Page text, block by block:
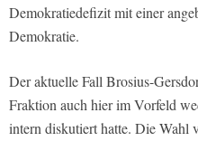
Demokratiedefizit mit einer
Demokratie.
Der aktuelle Fall Brosius-
Fraktion auch hier im Vorfeld
intern diskutiert hatte. Die